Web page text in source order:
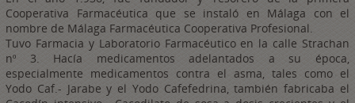
Cooperativa Farmacéutica que se instaló en Málaga con el
nombre de Málaga Farmacéutica Cooperativa Profesional.
Tuvo Farmacia y Laboratorio Farmacéutico en la calle Strachan
nº 3. Hacía medicamentos adelantados a su época,
especialmente medicamentos contra el asma, tales como el
Yodo Caf.- Jarabe y el Yodo Cafefedrina, también fabricaba el